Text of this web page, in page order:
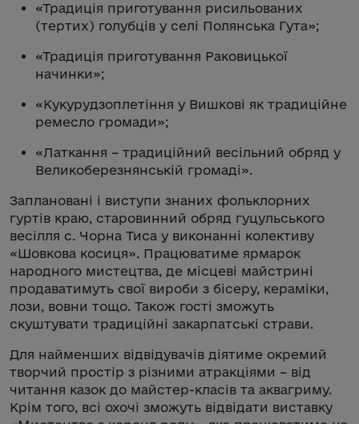
«Традиція приготування рисильованих
(тертих) голубців у селі Полянська Гута»;
«Традиція приготування Раковицької
начинки»;
«Кукурудзоплетіння у Вишкові як традиційне
ремесло громади»;
«Латкання – традиційний весільний обряд у
Великоберезнянській громаді».
Заплановані і виступи знаних фольклорних
гуртів краю, старовинний обряд гуцульського
весілля с. Чорна Тиса у виконанні колективу
«Шовкова косиця». Працюватиме ярмарок
народного мистецтва, де місцеві майстрині
продаватимуть свої вироби з бісеру, кераміки,
лози, вовни тощо. Також гості зможуть
скуштувати традиційні закарпатські страви.
Для найменших відвідувачів діятиме окремий
творчий простір з різними атракціями – від
читання казок до майстер-класів та аквагриму.
Крім того, всі охочі зможуть відвідати виставку